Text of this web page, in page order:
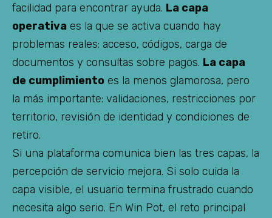
facilidad para encontrar ayuda. La capa
operativa es la que se activa cuando hay
problemas reales: acceso, códigos, carga de
documentos y consultas sobre pagos. La capa
de cumplimiento es la menos glamorosa, pero
la más importante: validaciones, restricciones por
territorio, revisión de identidad y condiciones de
retiro.
Si una plataforma comunica bien las tres capas, la
percepción de servicio mejora. Si solo cuida la
capa visible, el usuario termina frustrado cuando
necesita algo serio. En Win Pot, el reto principal